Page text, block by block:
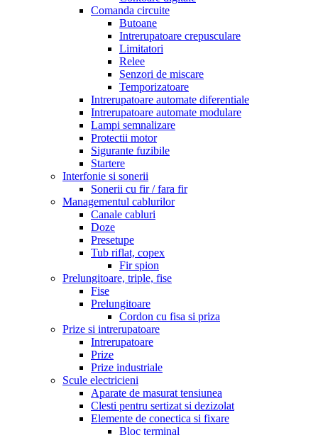
Comanda circuite
Butoane
Intrerupatoare crepusculare
Limitatori
Relee
Senzori de miscare
Temporizatoare
Intrerupatoare automate diferentiale
Intrerupatoare automate modulare
Lampi semnalizare
Protectii motor
Sigurante fuzibile
Startere
Interfonie si sonerii
Sonerii cu fir / fara fir
Managementul cablurilor
Canale cabluri
Doze
Presetupe
Tub riflat, copex
Fir spion
Prelungitoare, triple, fise
Fise
Prelungitoare
Cordon cu fisa si priza
Prize si intrerupatoare
Intrerupatoare
Prize
Prize industriale
Scule electricieni
Aparate de masurat tensiunea
Clesti pentru sertizat si dezizolat
Elemente de conectica si fixare
Bloc terminal